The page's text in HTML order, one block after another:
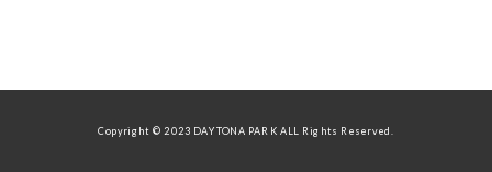
Copyright © 2023 DAYTONA PARK ALL Rights Reserved.